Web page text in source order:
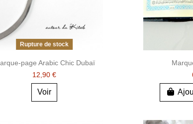
Rupture de stock
page Arabic Chic Dubaï
12,90 €
Voir